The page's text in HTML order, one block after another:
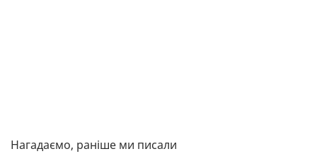
Нагадаємо, раніше ми писали